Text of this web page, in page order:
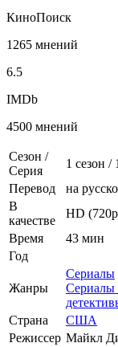
КиноПоиск
1265 мнений
6.5
IMDb
4500 мнений
Сезон /
Серия
1 сезон /
Перевод
на
В
качестве
HD
Время
43 мин
Год
Жанры
Сериалы
Сериалы
Страна
США
Режиссер Майкл